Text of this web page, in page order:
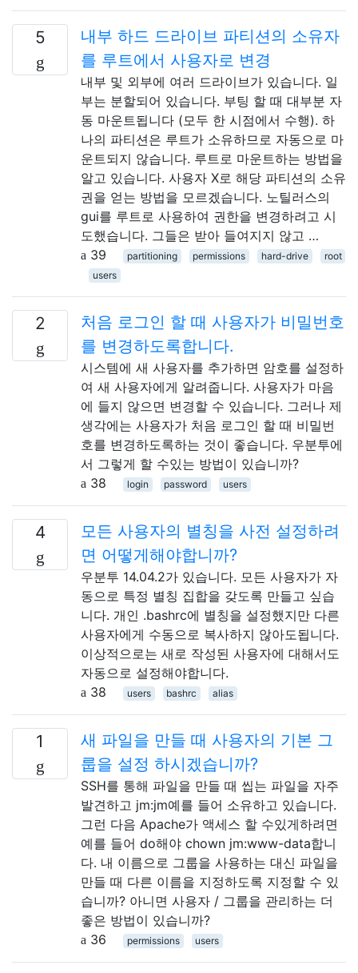
5
내부 하드 드라이브 파티션의 소유자
를 루트에서 사용자로 변경
내부 및 외부에 여러 드라이브가 있습니다. 일
부는 분할되어 있습니다. 부팅 할 때 대부분 자
동 마운트됩니다 (모두 한 시점에서 수행). 하
나의 파티션은 루트가 소유하므로 자동으로 마
운트되지 않습니다. 루트로 마운트하는 방법을
알고 있습니다. 사용자 X로 해당 파티션의 소유
권을 얻는 방법을 모르겠습니다. 노틸러스의
gui를 루트로 사용하여 권한을 변경하려고 시
도했습니다. 그들은 받아 들여지지 않고 …
39
partitioning permissions hard-drive
root
users
2
처음 로그인 할 때 사용자가 비밀번호
를 변경하도록합니다.
시스템에 새 사용자를 추가하면 암호를 설정하
여 새 사용자에게 알려줍니다. 사용자가 마음
에 들지 않으면 변경할 수 있습니다. 그러나 제
생각에는 사용자가 처음 로그인 할 때 비밀번
호를 변경하도록하는 것이 좋습니다. 우분투에
서 그렇게 할 수있는 방법이 있습니까?
38
login password users
4
모든 사용자의 별칭을 사전 설정하려
면 어떻게해야합니까?
우분투 14.04.2가 있습니다. 모든 사용자가 자
동으로 특정 별칭 집합을 갖도록 만들고 싶습
니다. 개인 .bashrc에 별칭을 설정했지만 다른
사용자에게 수동으로 복사하지 않아도됩니다.
이상적으로는 새로 작성된 사용자에 대해서도
자동으로 설정해야합니다.
38
users bashrc alias
1
새 파일을 만들 때 사용자의 기본 그
룹을 설정 하시겠습니까?
SSH를 통해 파일을 만들 때 씹는 파일을 자주
발견하고 jm:jm예를 들어 소유하고 있습니다.
그런 다음 Apache가 액세스 할 수있게하려면
예를 들어 do해야 chown jm:www-data합니
다. 내 이름으로 그룹을 사용하는 대신 파일을
만들 때 다른 이름을 지정하도록 지정할 수 있
습니까? 아니면 사용자 / 그룹을 관리하는 더
좋은 방법이 있습니까?
36
permissions users